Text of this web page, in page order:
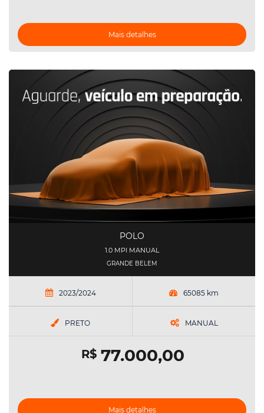
Mais detalhes
POLO
1.0 MPI MANUAL
GRANDE BELEM
2023/2024 65085 km
PRETO MANUAL
R$77.000,00
Mais detalhes